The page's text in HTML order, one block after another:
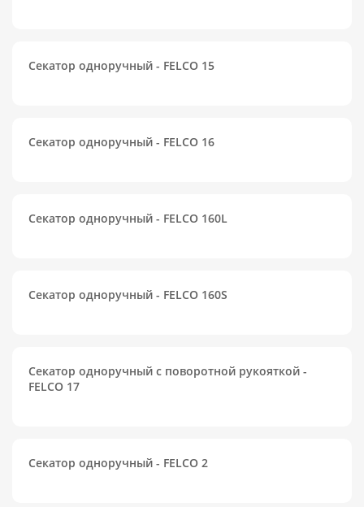
Секатор одноручный - FELCO 15
Секатор одноручный - FELCO 16
Секатор одноручный - FELCO 160L
Секатор одноручный - FELCO 160S
Секатор одноручный с поворотной рукояткой -
FELCO 17
Секатор одноручный - FELCO 2